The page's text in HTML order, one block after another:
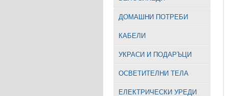
ДОМАШНИ ПОТРЕБИ
КАБЕЛИ
УКРАСИ И ПОДАРЪЦИ
ОСВЕТИТЕЛНИ ТЕЛА
EЛЕКТРИЧЕСКИ УРЕДИ